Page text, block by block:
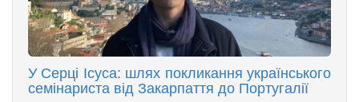
У Серці Ісуса: шлях покликання українського
семінариста від Закарпаття до Португалії